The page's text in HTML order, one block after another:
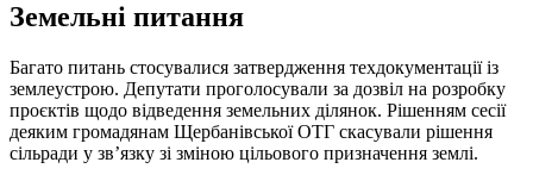
Земельні питання
Багато питань стосувалися затвердження техдокументації із
землеустрою. Депутати проголосували за дозвіл на розробку
проєктів щодо відведення земельних ділянок. Рішенням сесії
деяким громадянам Щербанівської ОТГ скасували рішення
сільради у зв’язку зі зміною цільового призначення землі.